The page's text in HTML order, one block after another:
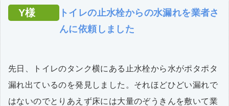
トイレの止水栓からの水漏れを業者さ
んに依頼しました
Y様
先日、トイレのタンク横にある止水栓から水がポタポタ
漏れ出ているのを発見しました。それほどひどい漏れで
はないのでとりあえず床には大量のぞうきんを敷いて業